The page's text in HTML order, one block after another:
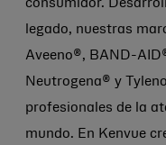
consumidor.
legado, nuestras
Aveeno®, BAND-
Neutrogena® y
profesionales de la
mundo. En Kenvue